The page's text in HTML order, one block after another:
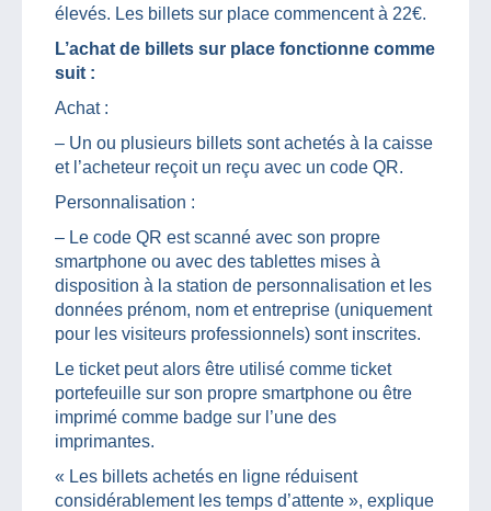
élevés. Les billets sur place commencent à 22€.
L’achat de billets sur place fonctionne comme
suit :
Achat :
– Un ou plusieurs billets sont achetés à la caisse
et l’acheteur reçoit un reçu avec un code QR.
Personnalisation :
– Le code QR est scanné avec son propre
smartphone ou avec des tablettes mises à
disposition à la station de personnalisation et les
données prénom, nom et entreprise (uniquement
pour les visiteurs professionnels) sont inscrites.
Le ticket peut alors être utilisé comme ticket
portefeuille sur son propre smartphone ou être
imprimé comme badge sur l’une des
imprimantes.
« Les billets achetés en ligne réduisent
considérablement les temps d’attente », explique